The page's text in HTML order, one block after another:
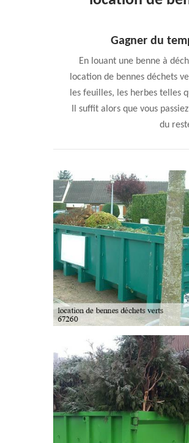
Gagner du
En louant une benne à
location de bennes déchets
les feuilles, les herbes telles
Il suffit alors que vous
du